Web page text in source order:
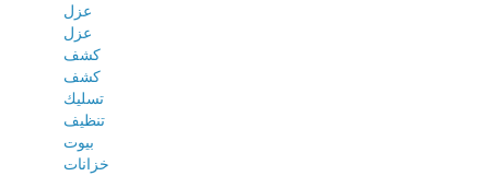
عزل
عزل
كشف
كشف
تسليك
تنظيف
بيوت
خزانات